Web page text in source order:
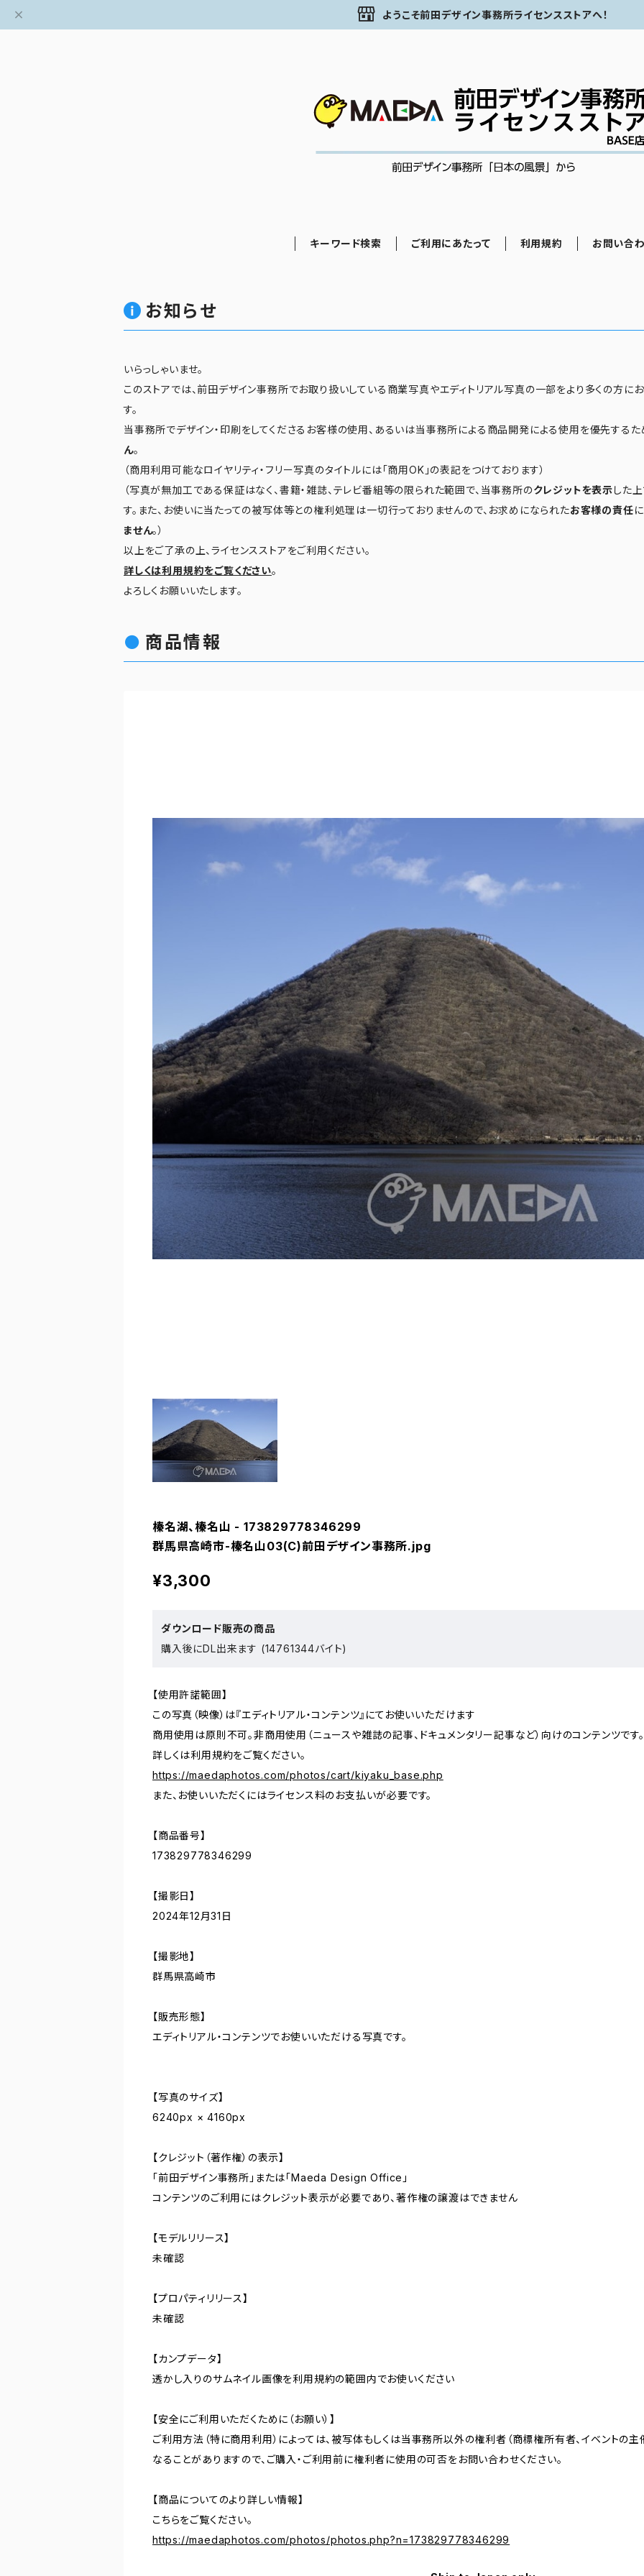
ようこそ前田デザイン事務所ライセンスストアへ！
キーワード検索 ご利用にあたって 利用規約 お問い合
お知らせ
いらっしゃいませ。
このストアでは、前田デザイン事務所でお取り扱いしている商業写真やエディトリアル写真の一部をより多くの方に
す。
当事務所でデザイン・印刷をしてくださるお客様の使用、あるいは当事務所による商品開発による使用を優先するた
ん。
（商用利用可能なロイヤリティ・フリー写真のタイトルには「商用OK」の表記をつけております）
（写真が無加工である保証はなく、書籍・雑誌、テレビ番組等の限られた範囲で、当事務所のクレジットを表示した上
す。また、お使いに当たっての被写体等との権利処理は一切行っておりませんので、お求めになられたお客様の責任
ません。）
以上をご了承の上、ライセンスストアをご利用ください。
詳しくは利用規約をご覧ください。
よろしくお願いいたします。
商品情報
榛名湖、榛名山 - 173829778346299
群馬県高崎市-榛名山03(C)前田デザイン事務所.jpg
¥3,300
ダウンロード販売の商品
購入後にDL出来ます (14761344バイト)
【使用許諾範囲】
この写真（映像）は『エディトリアル・コンテンツ』にてお使いいただけます
商用使用は原則不可。非商用使用（ニュースや雑誌の記事、ドキュメンタリー記事など）向けのコンテンツです。
詳しくは利用規約をご覧ください。
https://maedaphotos.com/photos/cart/kiyaku_base.php
また、お使いいただくにはライセンス料のお支払いが必要です。
【商品番号】
173829778346299
【撮影日】
2024年12月31日
【撮影地】
群馬県高崎市
【販売形態】
エディトリアル・コンテンツでお使いいただける写真です。
【写真のサイズ】
6240px × 4160px
【クレジット（著作権）の表示】
「前田デザイン事務所」または「Maeda Design Office」
コンテンツのご利用にはクレジット表示が必要であり、著作権の譲渡はできません
【モデルリリース】
未確認
【プロパティリリース】
未確認
【カンプデータ】
透かし入りのサムネイル画像を利用規約の範囲内でお使いください
【安全にご利用いただくために（お願い）】
ご利用方法（特に商用利用）によっては、被写体もしくは当事務所以外の権利者（商標権所有者、イベントの
なることがありますので、ご購入・ご利用前に権利者に使用の可否をお問い合わせください。
【商品についてのより詳しい情報】
こちらをご覧ください。
https://maedaphotos.com/photos/photos.php?n=173829778346299